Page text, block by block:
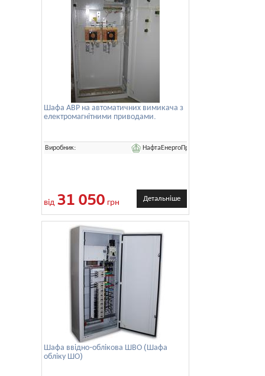
Шафа АВР на автоматичних вимикача з
електромагнітними приводами.
Виробник: НафтаЕнергоПром
від 31 050 грн Детальніше
Шафа ввідно-облікова ШВО (Шафа
обліку ШО)